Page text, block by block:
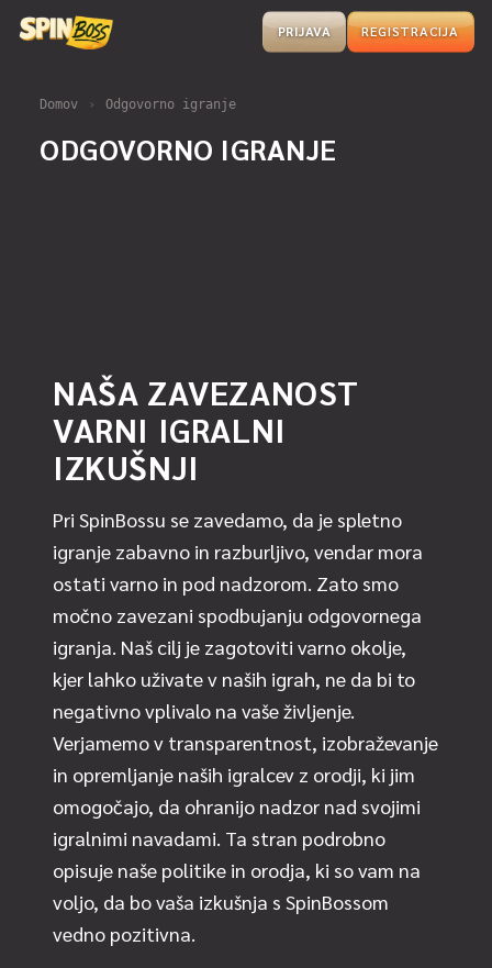
PRIJAVA REGISTRACIJA
Domov › Odgovorno igranje
ODGOVORNO IGRANJE
NAŠA ZAVEZANOST
VARNI IGRALNI
IZKUŠNJI
Pri SpinBossu se zavedamo, da je spletno
igranje zabavno in razburljivo, vendar mora
ostati varno in pod nadzorom. Zato smo
močno zavezani spodbujanju odgovornega
igranja. Naš cilj je zagotoviti varno okolje,
kjer lahko uživate v naših igrah, ne da bi to
negativno vplivalo na vaše življenje.
Verjamemo v transparentnost, izobraževanje
in opremljanje naših igralcev z orodji, ki jim
omogočajo, da ohranijo nadzor nad svojimi
igralnimi navadami. Ta stran podrobno
opisuje naše politike in orodja, ki so vam na
voljo, da bo vaša izkušnja s SpinBossom
vedno pozitivna.